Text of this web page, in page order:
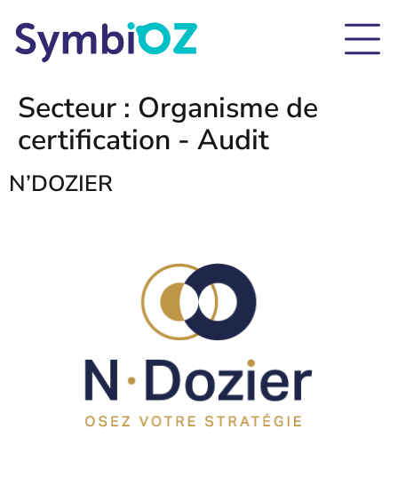
Secteur : Organisme de
certification - Audit
N’DOZIER